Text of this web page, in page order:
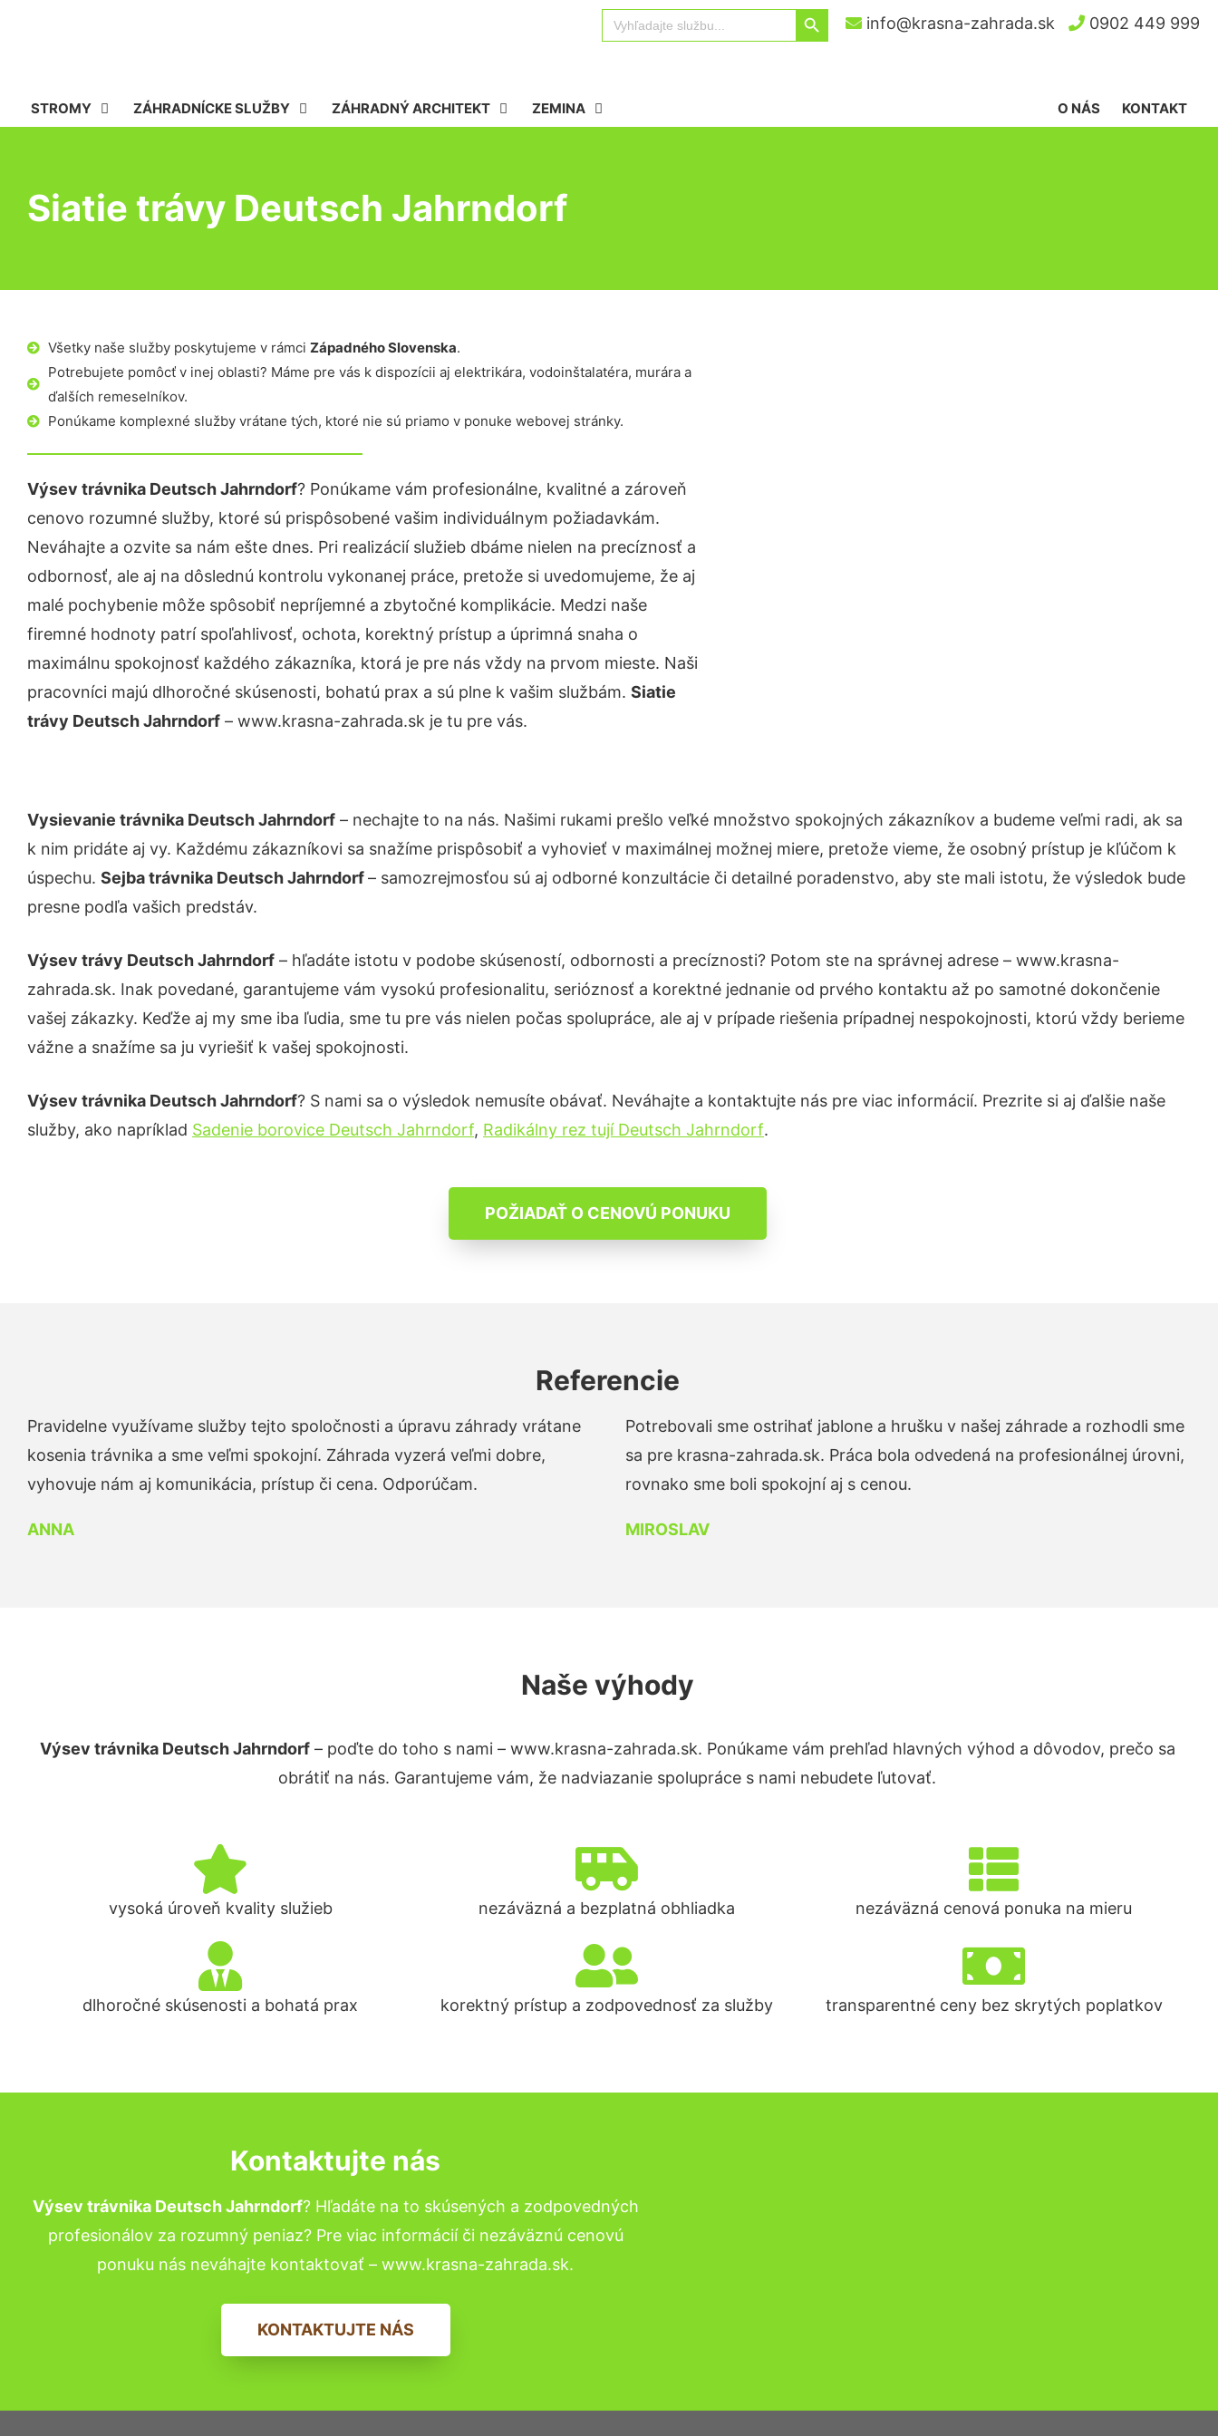
Search
for:
Search Button
info@krasna-zahrada.sk 0902 449 999
STROMY ZÁHRADNÍCKE SLUŽBY ZÁHRADNÝ ARCHITEKT ZEMINA KONTAKT
O NÁS
Siatie trávy Deutsch Jahrndorf
Všetky naše služby poskytujeme v rámci Západného Slovenska.
Potrebujete pomôcť v inej oblasti? Máme pre vás k dispozícii aj elektrikára, vodoinštalatéra, murára a
ďalších remeselníkov.
Ponúkame komplexné služby vrátane tých, ktoré nie sú priamo v ponuke webovej stránky.
Výsev trávnika Deutsch Jahrndorf? Ponúkame vám profesionálne, kvalitné a zároveň
cenovo rozumné služby, ktoré sú prispôsobené vašim individuálnym požiadavkám.
Neváhajte a ozvite sa nám ešte dnes. Pri realizácií služieb dbáme nielen na precíznosť a
odbornosť, ale aj na dôslednú kontrolu vykonanej práce, pretože si uvedomujeme, že aj
malé pochybenie môže spôsobiť nepríjemné a zbytočné komplikácie. Medzi naše
firemné hodnoty patrí spoľahlivosť, ochota, korektný prístup a úprimná snaha o
maximálnu spokojnosť každého zákazníka, ktorá je pre nás vždy na prvom mieste. Naši
pracovníci majú dlhoročné skúsenosti, bohatú prax a sú plne k vašim službám. Siatie
trávy Deutsch Jahrndorf – www.krasna-zahrada.sk je tu pre vás.
Vysievanie trávnika Deutsch Jahrndorf – nechajte to na nás. Našimi rukami prešlo veľké množstvo spokojných zákazníkov a budeme veľmi radi, ak sa
k nim pridáte aj vy. Každému zákazníkovi sa snažíme prispôsobiť a vyhovieť v maximálnej možnej miere, pretože vieme, že osobný prístup je kľúčom k
úspechu. Sejba trávnika Deutsch Jahrndorf– samozrejmosťou sú aj odborné konzultácie či detailné poradenstvo, aby ste mali istotu, že výsledok bude
presne podľa vašich predstáv.
Výsev trávy Deutsch Jahrndorf – hľadáte istotu v podobe skúseností, odbornosti a precíznosti? Potom ste na správnej adrese – www.krasna-
zahrada.sk. Inak povedané, garantujeme vám vysokú profesionalitu, serióznosť a korektné jednanie od prvého kontaktu až po samotné dokončenie
vašej zákazky. Keďže aj my sme iba ľudia, sme tu pre vás nielen počas spolupráce, ale aj v prípade riešenia prípadnej nespokojnosti, ktorú vždy berieme
vážne a snažíme sa ju vyriešiť k vašej spokojnosti.
Výsev trávnika Deutsch Jahrndorf? S nami sa o výsledok nemusíte obávať. Neváhajte a kontaktujte nás pre viac informácií. Prezrite si aj ďalšie naše
služby, ako napríklad Sadenie borovice Deutsch Jahrndorf, Radikálny rez tují Deutsch Jahrndorf.
POŽIADAŤ O CENOVÚ PONUKU
Referencie
Pravidelne využívame služby tejto spoločnosti a úpravu záhrady vrátane
kosenia trávnika a sme veľmi spokojní. Záhrada vyzerá veľmi dobre,
vyhovuje nám aj komunikácia, prístup či cena. Odporúčam.
ANNA
Potrebovali sme ostrihať jablone a hrušku v našej záhrade a rozhodli sme
sa pre krasna-zahrada.sk. Práca bola odvedená na profesionálnej úrovni,
rovnako sme boli spokojní aj s cenou.
MIROSLAV
Naše výhody
Výsev trávnika Deutsch Jahrndorf– poďte do toho s nami – www.krasna-zahrada.sk. Ponúkame vám prehľad hlavných výhod a dôvodov, prečo sa
obrátiť na nás. Garantujeme vám, že nadviazanie spolupráce s nami nebudete ľutovať.
vysoká úroveň kvality služieb nezáväzná a bezplatná obhliadka nezáväzná cenová ponuka na mieru
dlhoročné skúsenosti a bohatá prax korektný prístup a zodpovednosť za služby transparentné ceny bez skrytých poplatkov
Kontaktujte nás
Výsev trávnika Deutsch Jahrndorf? Hľadáte na to skúsených a zodpovedných
profesionálov za rozumný peniaz? Pre viac informácií či nezáväznú cenovú
ponuku nás neváhajte kontaktovať – www.krasna-zahrada.sk.
KONTAKTUJTE NÁS